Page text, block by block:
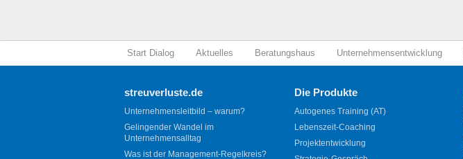
Start Dialog Aktuelles Beratungshaus Unternehmensentwicklung
streuverluste.de
Unternehmensleitbild – warum?
Gelingender Wandel im
Unternehmensalltag
Was ist der Management-Regelkreis?
Die Produkte
Autogenes Training (AT)
Lebenszeit-Coaching
Projektentwicklung